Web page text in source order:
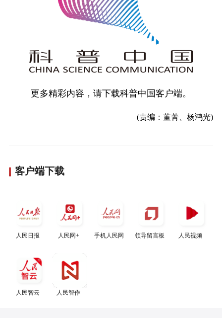
更多精彩内容，请下载科普中国客户端。
(责编：董菁、杨鸿光)
客户端下载
人民日报 人民网+ 手机人民网 领导留言板 人民视频
人民智云 人民智作